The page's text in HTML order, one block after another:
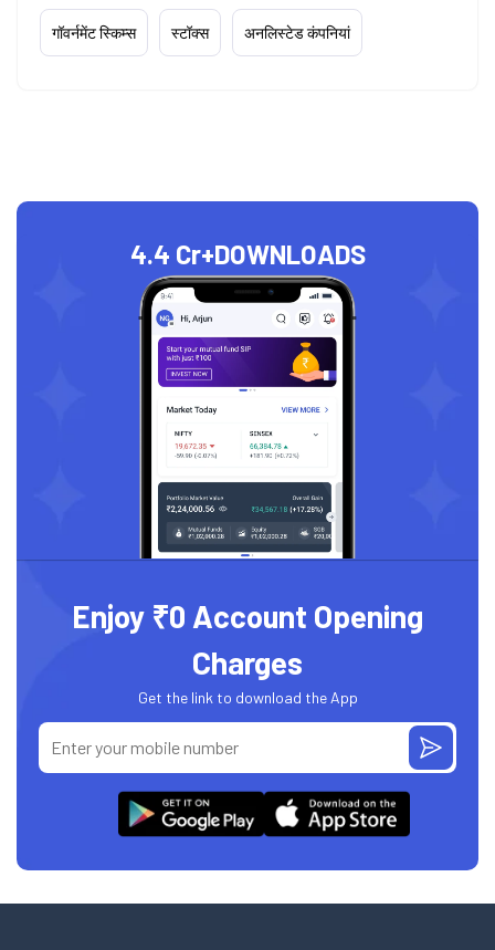
गॉवर्नमेंट स्किम्स स्टॉक्स अनलिस्टेड कंपनियां
4.4 Cr+DOWNLOADS
Enjoy ₹0 Account Opening
Charges
Get the link to download the App